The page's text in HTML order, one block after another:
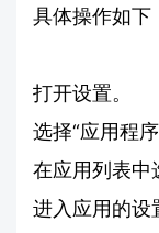
具体操作如下
打开设置。
选择“应用程序
在应用列表中
进入应用的设